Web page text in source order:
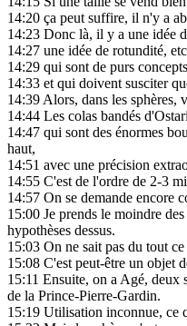
14:20 ça peut suffire, il n'y a
14:23 Donc là, il y a une idée
14:27 une idée de rotundité,
14:29 qui sont de purs
14:33 et qui doivent susciter
14:39Alors, dans les sphères,
14:44 Les colas bandés
14:47 qui sont des énormes
haut,
14:51 avec une précision
14:55 C'est de l'ordre de 2-3
14:57 On se demande encore
15:00 Je prends le moindre
hypothèses dessus.
15:03 On ne sait pas du tout
15:08 C'est peut-être un objet
15:11 Ensuite, on a Agé, deux
de la Prince-Pierre-Gardin.
15:19 Utilisation inconnue, ce